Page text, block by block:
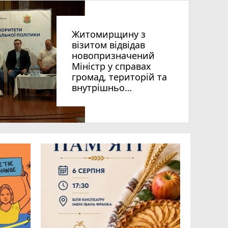
Житомирщину з
візитом відвідав
новопризначений
Міністр у справах
громад, територій та
внутрішньо
України Віталій Безгін
photo_camera